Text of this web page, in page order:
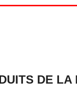
DE LA